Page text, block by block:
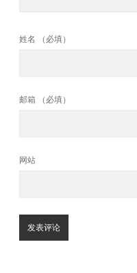
姓名 （必填）
邮箱 （必填）
网站